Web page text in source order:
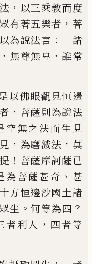
， 以三乘教而度
有著五樂者 ， 菩
以為說法言 ：『諸
， 無尊無卑 ，誰常
以佛眼觀見恒邊
， 菩薩則為說法
空無之法而生見
， 為磨滅法 ， 莫
！ 菩薩摩訶薩已
為菩薩甚奇 、 甚
十方恒邊沙國土諸
生 。何等為四 ？
者利人 ， 四者等